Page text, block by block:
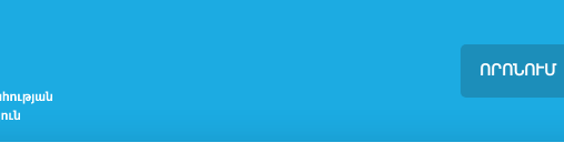
ՈՐՈՆՈՒՄ